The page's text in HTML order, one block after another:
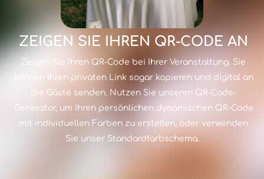
ZEIGEN SIE IHREN QR-CODE AN
Zeigen Sie Ihren QR-Code bei Ihrer Veranstaltung. Sie
können Ihren privaten Link sogar kopieren und digital an
die Gäste senden. Nutzen Sie unseren QR-Code-
Generator, um Ihren persönlichen dynamischen QR-Code
mit individuellen Farben zu erstellen, oder verwenden
Sie unser Standardfarbschema.